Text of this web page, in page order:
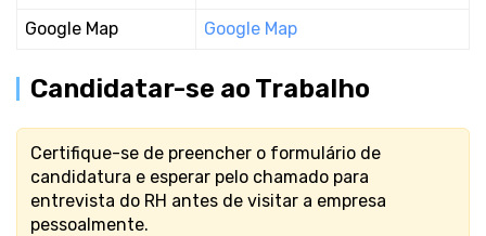
Google Map
Google Map
Candidatar-se ao Trabalho
Certifique-se de preencher o formulário de
candidatura e esperar pelo chamado para
entrevista do RH antes de visitar a empresa
pessoalmente.